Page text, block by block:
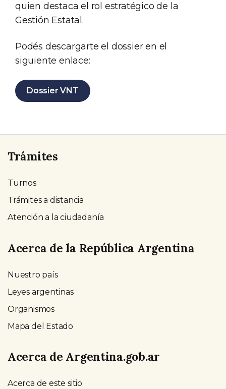
quien destaca el rol estratégico de la
Gestión Estatal.
Podés descargarte el dossier en el
siguiente enlace:
Dossier VNT
Trámites
Turnos
Trámites a distancia
Atención a la ciudadanía
Acerca de la República Argentina
Nuestro país
Leyes argentinas
Organismos
Mapa del Estado
Acerca de Argentina.gob.ar
Acerca de este sitio